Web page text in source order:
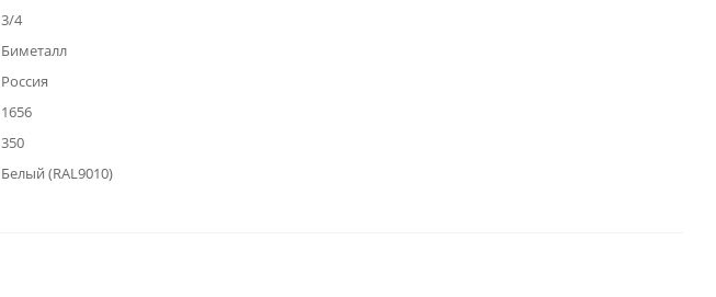
3/4
Биметалл
Россия
1656
350
Белый (RAL9010)